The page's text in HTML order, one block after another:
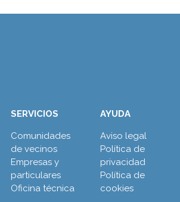
SERVICIOS
Comunidades
de vecinos
Empresas y
particulares
Oficina técnica
AYUDA
Aviso legal
Política de
privacidad
Política de
cookies